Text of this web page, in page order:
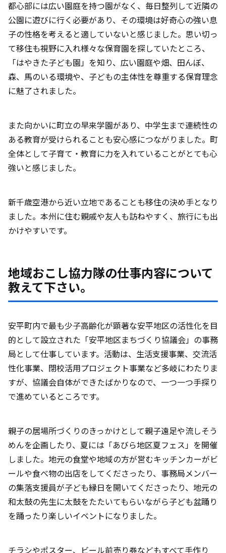
都心部には広い園庭を持つ園がなく、毎日整列して近隣の
公園に遊びに行く必要があり、その環境は好奇心の強い息
子の性格を考えると適していないと感じました。思い切っ
て移住も視野に入れ様々な保育園を探していたところ、
「はやきた子ども園」を知り、広い園庭や畑、田んぼ、
森、馬のいる環境や、子どもの主体性を尊重する保育理念
に魅了されました。
また向かいに町立の早来学園があり、中学生まで連続性の
ある教育が受けられることも安心感につながりました。町
全体として子育て・教育に力を入れていることがとても心
強いと感じました。
新千歳空港から近い立地であることも移住の決め手となり
ました。本州に住む親戚や友人も訪ねやすく、旅行にも出
かけやすいです。
地域おこし協力隊の仕事内容について
教えて下さい。
安平町内で最も少子高齢化が顕著な安平地区の活性化を目
的として設立された「安平地区まちづくり協議会」の事務
局として仕事しています。活動は、生活支援事業、交流活
性化事業、閉校活用プロジェクト事業など多岐にわたりま
すが、協議会自体ができたばかりなので、一つ一つ手探り
で進めているところです。
親子の居場所づくりのきっかけとして親子遠足や流しそう
めんを企画したり、夏には「あびら地区夏フェス」を開催
しました。地元の食堂や地域の方が営むキッチンカーがビ
ールや食べ物の出店をしてくださったり、事務局メンバー
の集落支援員が子ども縁日を開いてくださったり、地元の
和太鼓の先生に太鼓をたたいてもらいながら子ども盆踊り
を踊ったり楽しいイベントになりました。
チラシやポスター、ビール前売り券などもすべて手作り